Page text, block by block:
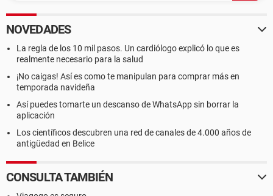
NOVEDADES
La regla de los 10 mil pasos. Un cardiólogo explicó lo que es
realmente necesario para la salud
¡No caigas! Así es como te manipulan para comprar más en
temporada navideña
Así puedes tomarte un descanso de WhatsApp sin borrar la
aplicación
Los científicos descubren una red de canales de 4.000 años de
antigüedad en Belice
CONSULTA TAMBIÉN